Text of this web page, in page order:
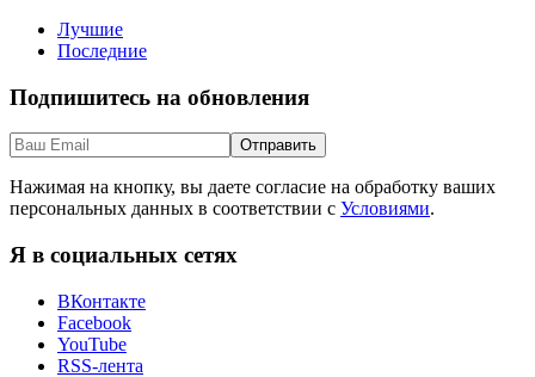
Лучшие
Последние
Подпишитесь на обновления
Нажимая на кнопку, вы даете согласие на обработку ваших
персональных данных в соответствии с Условиями.
Я в социальных сетях
ВКонтакте
Facebook
YouTube
RSS-лента